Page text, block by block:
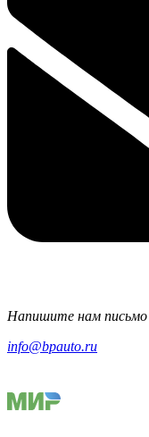
Напишите нам письмо
info@bpauto.ru